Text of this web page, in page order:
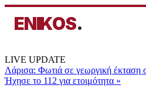
ENIKOS.
LIVE UPDATE
Λάρισα: Φωτιά σε γεωργική
Ήχησε το 112 για ετοιμότητα »